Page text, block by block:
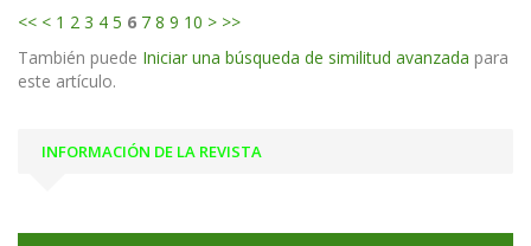
<< < 1 2 3 4 5 6 7 8 9 10 > >>
También puede Iniciar una búsqueda de similitud avanzada para
este artículo.
INFORMACIÓN DE LA REVISTA